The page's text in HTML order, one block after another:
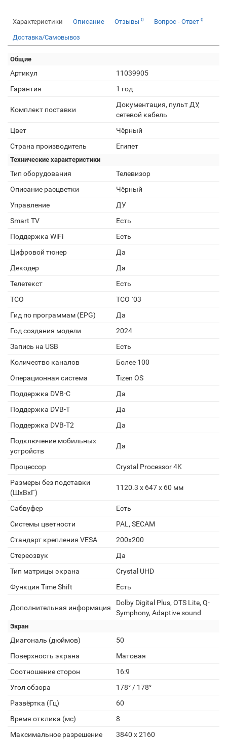
Характеристики Описание Отзывы 0 Вопрос - Ответ 0
Доставка/Самовывоз
Общие
Артикул
11039905
Гарантия
1 год
Комплект поставки
Документация, пульт ДУ,
сетевой кабель
Цвет
Чёрный
Страна производитель
Египет
Технические характеристики
Тип оборудования
Телевизор
Описание расцветки
Чёрный
Управление
ДУ
Smart TV
Есть
Поддержка WiFi
Есть
Цифровой тюнер
Да
Декодер
Да
Телетекст
Есть
TCO
TCO `03
Гид по программам (EPG)
Да
Год создания модели
2024
Запись на USB
Есть
Количество каналов
Более 100
Операционная система
Tizen OS
Поддержка DVB-C
Да
Поддержка DVB-T
Да
Поддержка DVB-T2
Да
Подключение мобильных
устройств
Да
Процессор
Crystal Processor 4K
Размеры без подставки
(ШxВxГ)
1120.3 x 647 x 60 мм
Сабвуфер
Есть
Системы цветности
PAL, SECAM
Стандарт крепления VESA
200x200
Стереозвук
Да
Тип матрицы экрана
Crystal UHD
Функция Time Shift
Есть
Дополнительная информация
Dolby Digital Plus, OTS Lite, Q-
Symphony, Adaptive sound
Экран
Диагональ (дюймов)
50
Поверхность экрана
Матовая
Соотношение сторон
16:9
Угол обзора
178° / 178°
Развёртка (Гц)
60
Время отклика (мс)
8
Максимальное разрешение
3840 x 2160